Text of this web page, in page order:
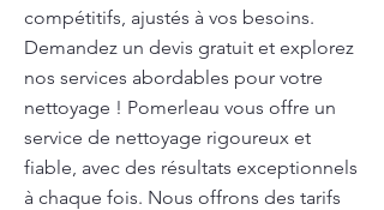
compétitifs, ajustés à vos besoins.
Demandez un devis gratuit et explorez
nos services abordables pour votre
nettoyage ! Pomerleau vous offre un
service de nettoyage rigoureux et
fiable, avec des résultats exceptionnels
à chaque fois. Nous offrons des tarifs